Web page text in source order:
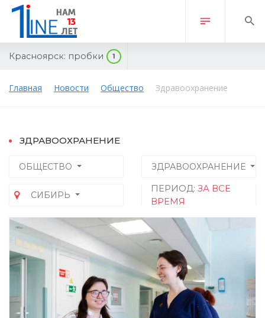
Красноярск: пробки 1
Главная Новости Общество Здравоохранение
ЗДРАВООХРАНЕНИЕ
ОБЩЕСТВО ЗДРАВООХРАНЕНИЕ
СИБИРЬ
ПЕРИОД: ЗА ВСЕ
ВРЕМЯ